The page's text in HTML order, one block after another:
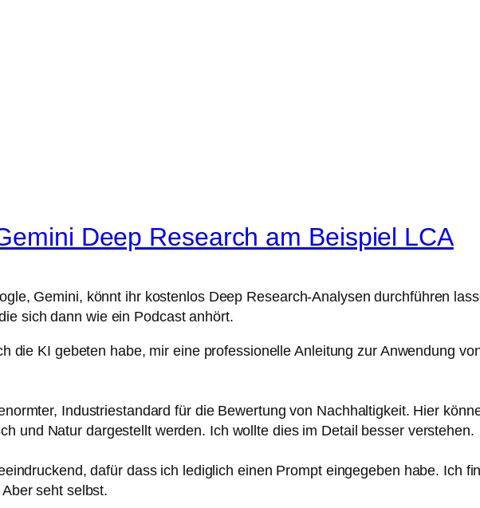
Deep Research am Beispiel LCA
Gemini, könnt ihr kostenlos Deep Research-Analysen durchführen
sich dann wie ein Podcast anhört.
die KI gebeten habe, mir eine professionelle Anleitung zur Anwendung
Industriestandard für die Bewertung von Nachhaltigkeit. Hier
und Natur dargestellt werden. Ich wollte dies im Detail besser verstehen.
dafür dass ich lediglich einen Prompt eingegeben habe. Ich
seht selbst.